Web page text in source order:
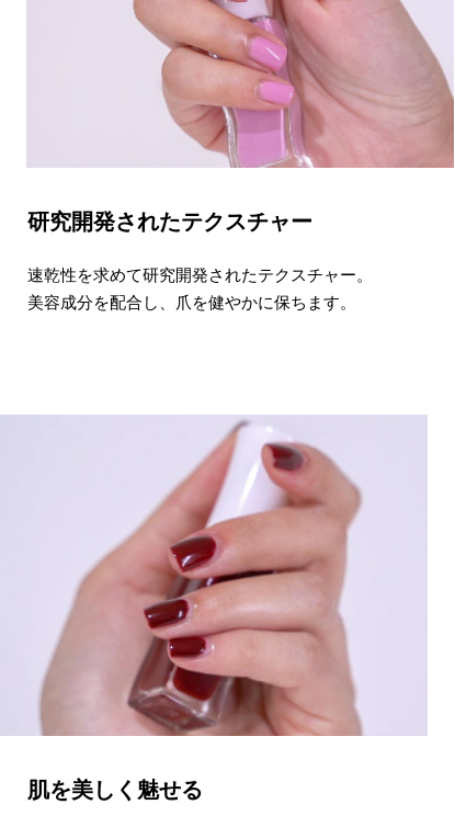
研究開発されたテクスチャー
速乾性を求めて研究開発されたテクスチャー。
美容成分を配合し、爪を健やかに保ちます。
肌を美しく魅せる